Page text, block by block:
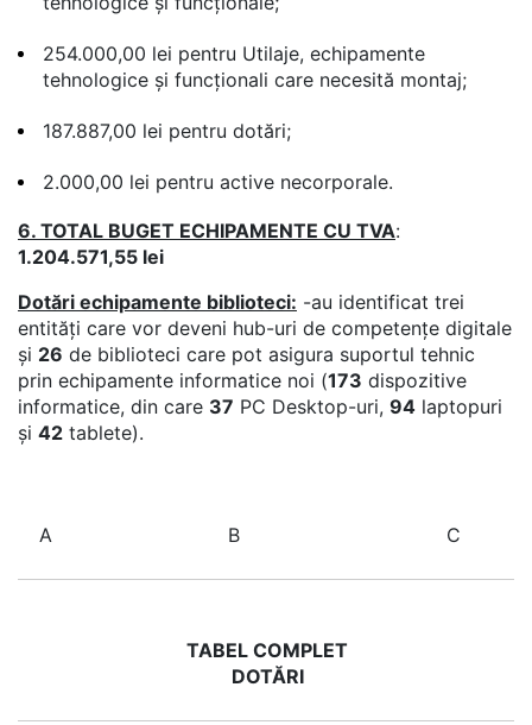
254.000,00 lei pentru Utilaje, echipamente
tehnologice și funcționali care necesită montaj;
187.887,00 lei pentru dotări;
2.000,00 lei pentru active necorporale.
6. TOTAL BUGET ECHIPAMENTE CU TVA:
1.204.571,55 lei
Dotări echipamente biblioteci: -au identificat trei
entități care vor deveni hub-uri de competențe digitale
și 26 de biblioteci care pot asigura suportul tehnic
prin echipamente informatice noi (173 dispozitive
informatice, din care 37 PC Desktop-uri, 94 laptopuri
și 42 tablete).
A B C
TABEL COMPLET
DOTĂRI